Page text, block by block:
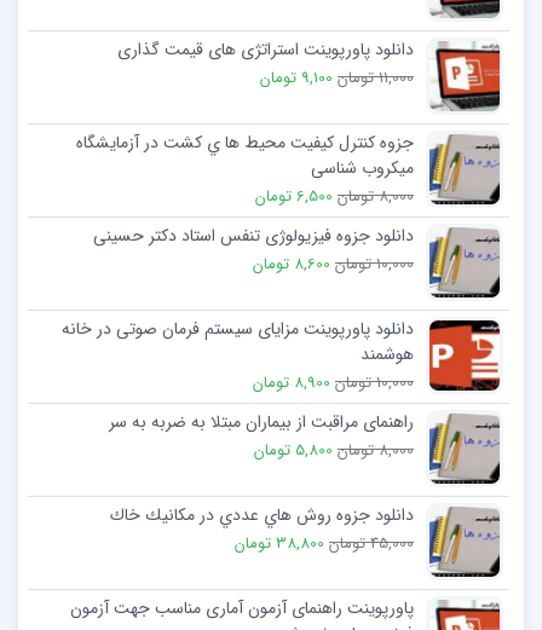
دانلود پاورپوینت استراتژی های قیمت گذاری
11,000 تومان 9,100 تومان
جزوه کنترل کيفيت محيط ها ي کشت در آزمایشگاه
میکروب شناسی
8,000 تومان 6,500 تومان
دانلود جزوه فیزیولوژی تنفس استاد دکتر حسینی
10,000 تومان 8,600 تومان
دانلود پاورپوینت مزایای سیستم فرمان صوتی در خانه
هوشمند
10,000 تومان 8,900 تومان
راهنمای مراقبت از بیماران مبتلا به ضربه به سر
8,000 تومان 5,800 تومان
دانلود جزوه روش هاي عددي در مكانيك خاك
45,000 تومان 38,800 تومان
پاورپوینت راهنمای آزمون آماری مناسب جهت آزمون